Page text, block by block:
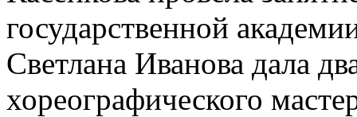
государственной
Светлана Иванова дала
хореографического